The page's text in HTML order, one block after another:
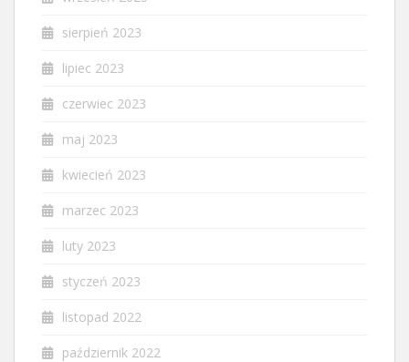
sierpień 2023
lipiec 2023
czerwiec 2023
maj 2023
kwiecień 2023
marzec 2023
luty 2023
styczeń 2023
listopad 2022
październik 2022